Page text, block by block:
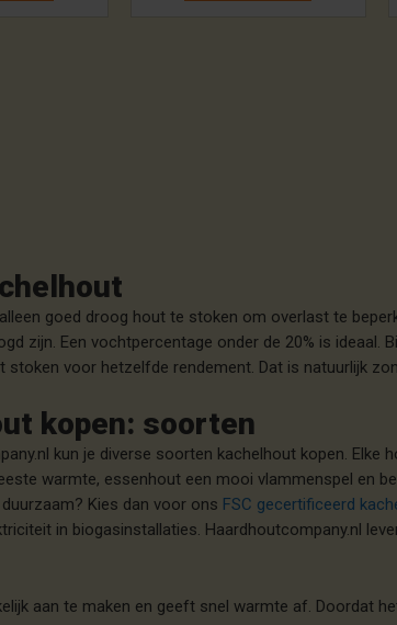
goed droog hout te stoken om overlast te
zijn. Een vochtpercentage onder de 20% is
stoken voor hetzelfde rendement. Dat is natuurlijk
kopen: soorten
kun je diverse soorten kachelhout kopen.
warmte, essenhout een mooi vlammenspel en
Kies dan voor ons FSC gecertificeerd
in biogasinstallaties. Haardhoutcompany.nl
aan te maken en geeft snel warmte af. Doordat